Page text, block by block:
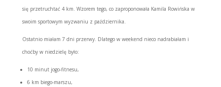
się przetruchtać 4 km. Wzorem tego, co zaproponowała Kamila Rowińska w
swoim sportowym wyzwaniu z października.
Ostatnio miałam 7 dni przerwy. Dlatego w weekend nieco nadrabiałam i
choćby w niedzielę było:
10 minut jogo-fitnesu,
6 km biego-marszu,